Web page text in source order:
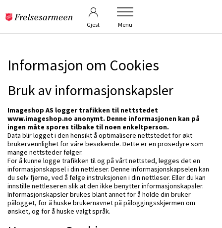
Gjest Menu
Kontakt oss
Informasjon om Cookies
Bruk av informasjonskapsler
Imageshop AS logger trafikken til nettstedet
www.imageshop.no anonymt. Denne informasjonen kan på
ingen måte spores tilbake til noen enkeltperson.
Data blir logget i den hensikt å optimalisere nettstedet for økt
brukervennlighet for våre besøkende. Dette er en prosedyre som
mange nettsteder følger.
For å kunne logge trafikken til og på vårt nettsted, legges det en
informasjonskapsel i din nettleser. Denne informasjonskapselen kan
du selv fjerne, ved å følge instruksjonen i din nettleser. Eller du kan
innstille nettleseren slik at den ikke benytter informasjonskapsler.
Informasjonskapsler brukes blant annet for å holde din bruker
pålogget, for å huske brukernavnet på påloggingsskjermen om
ønsket, og for å huske valgt språk.